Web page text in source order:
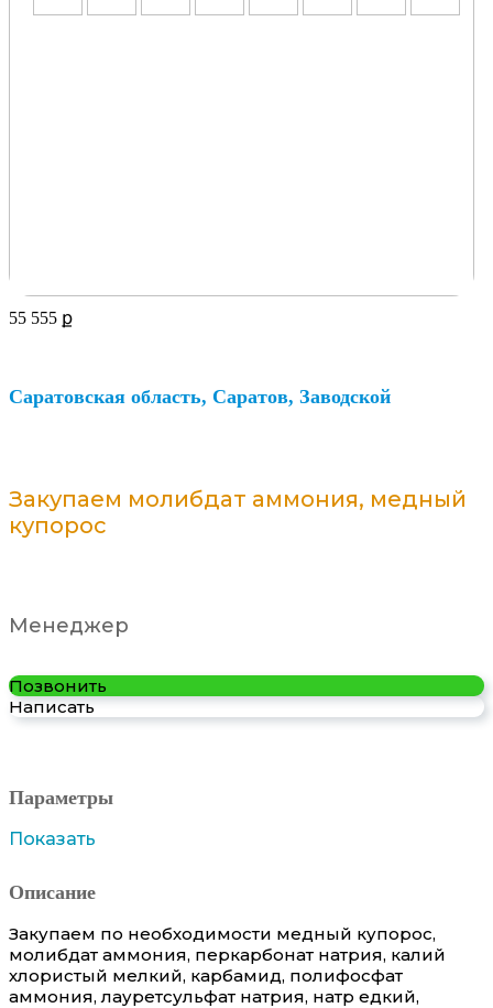
55 555 ք
Саратовская область, Саратов, Заводской
Закупаем молибдат аммония, медный
купорос
Менеджер
Позвонить
Написать
Параметры
Показать
Описание
Закупаем по необходимости медный купорос,
молибдат аммония, перкарбонат натрия, калий
хлористый мелкий, карбамид, полифосфат
аммония, лауретсульфат натрия, натр едкий,